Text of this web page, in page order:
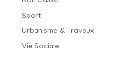
Sport
Urbanisme & Travaux
Vie Sociale